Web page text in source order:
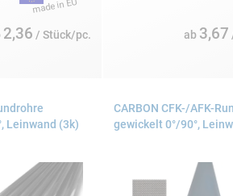
2,36 / Stück/pc. ab 3,67
Leinwand (3k)
CARBON CFK-/AFK-
gewickelt 0°/90°,